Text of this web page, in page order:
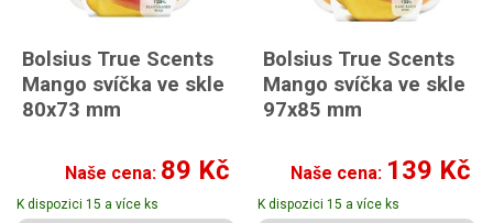
Bolsius True Scents
Mango svíčka ve skle
80x73 mm
Naše cena: 89 Kč
K dispozici 15 a více ks
Bolsius True Scents
Mango svíčka ve skle
97x85 mm
Naše cena: 139 Kč
K dispozici 15 a více ks